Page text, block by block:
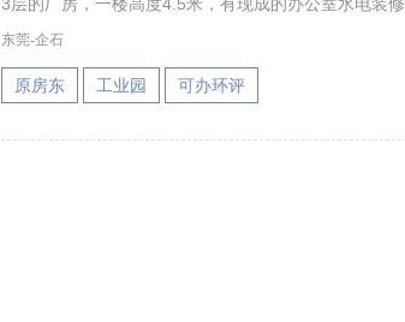
东莞-企石
原房东 工业园 可办环评